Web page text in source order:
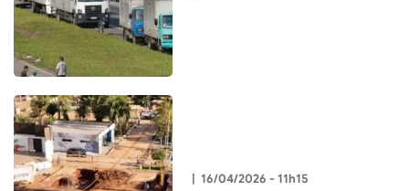
| 16/04/2026 - 11h15